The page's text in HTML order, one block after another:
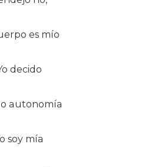
es mío
decido
autonomía
soy mía